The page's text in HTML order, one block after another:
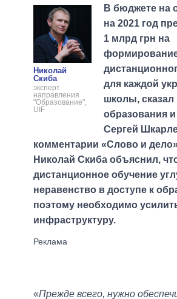
ВСЕ ПЕРСОНЫ
Николай
Скиба
эксперт
направления
"Образование",
UIF
В бюджете на
на 2021 год
1 млрд грн на
для каждой
школы, сказал
образования и
Сергей
комментарии «Слово и
Николай Скиба объяснил,
дистанционное обучение
неравенство в доступе к
поэтому необходимо
инфраструктуру.
«Прежде всего, нужно